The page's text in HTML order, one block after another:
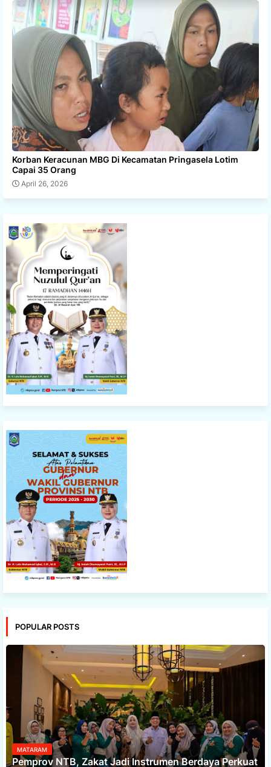
Korban Keracunan MBG Di Kecamatan Pringasela Lotim
Capai 35 Orang
April 26, 2026
POPULAR POSTS
MATARAM
Pemprov NTB, Zakat Jadi Instrumen Berdaya Perkuat